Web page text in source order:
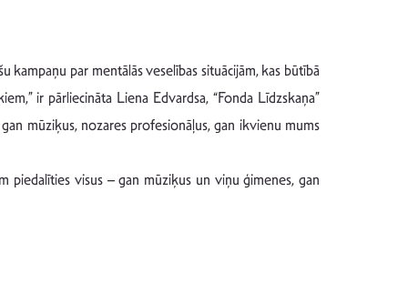
kampaņu par mentālās veselības situācijām, kas būtībā
ir pārliecināta Liena Edvardsa, “Fonda Līdzskaņa”
mūziķus, nozares profesionāļus, gan ikvienu mums
piedalīties visus – gan mūziķus un viņu ģimenes, gan